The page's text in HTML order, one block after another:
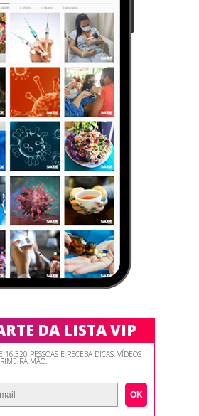
DA LISTA VIP
16.320 PESSOAS E RECEBA DICAS, VÍDEOS
MÃO.
OK